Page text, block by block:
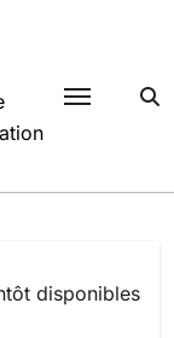
disponibles